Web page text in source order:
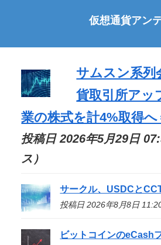
仮想通貨アン
サムスン系列
貨取引所アッ
業の株式を計4%取得へ
投稿日 2026年5月29日
ス）
サークル、USDCと
投稿日 2026年8月8日
ビットコインのeCash